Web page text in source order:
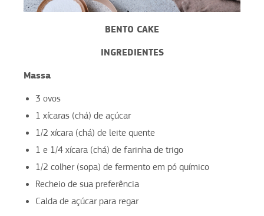
BENTO CAKE
INGREDIENTES
Massa
3 ovos
1 xícaras (chá) de açúcar
1/2 xícara (chá) de leite quente
1 e 1/4 xícara (chá) de farinha de trigo
1/2 colher (sopa) de fermento em pó químico
Recheio de sua preferência
Calda de açúcar para regar